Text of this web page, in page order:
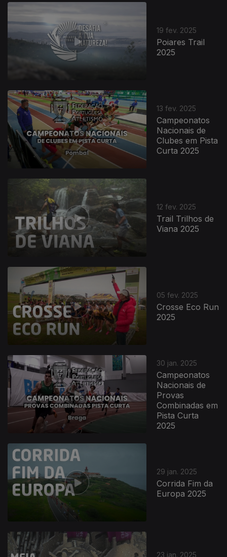
19 fev. 2025
Poiares Trail
2025
13 fev. 2025
Campeonatos
Nacionais de
Clubes em Pista
Curta 2025
12 fev. 2025
Trail Trilhos de
Viana 2025
05 fev. 2025
Crosse Eco Run
2025
30 jan. 2025
Campeonatos
Nacionais de
Provas
Combinadas em
Pista Curta
2025
29 jan. 2025
Corrida Fim da
Europa 2025
23 jan. 2025